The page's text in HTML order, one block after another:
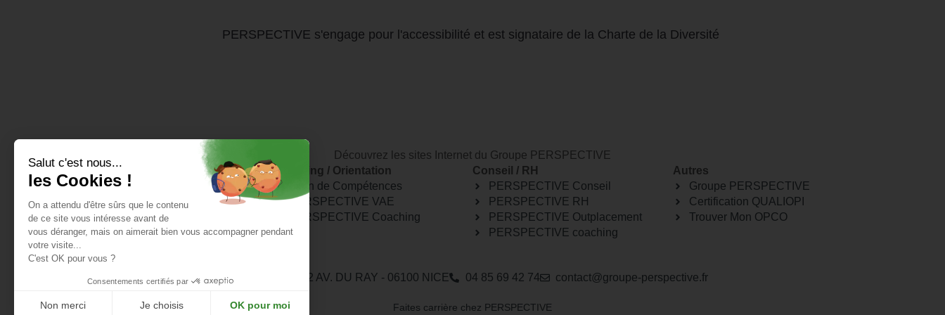
PERSPECTIVE Santé
PERSPECTIVE coaching
Contact 2 AV. DU RAY - 06100 NICE 04 85 69 42 74⁩ contact@groupe-perspective.fr
Faites carrière chez PERSPECTIVE
Salut c'est nous...
les Cookies !
On a attendu d'être sûrs que le contenu
de ce site vous intéresse avant de
vous déranger, mais on aimerait bien vous accompagner pendant
votre visite...
C'est OK pour vous ?
Consentements certifiés par
Non merci Je choisis OK pour moi